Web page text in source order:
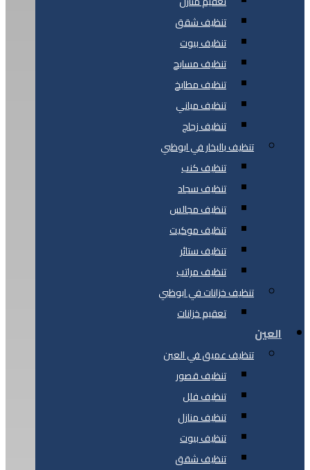
تنظيف شقق
تنظيف بيوت
تنظيف مسابح
تنظيف مطابخ
تنظيف مباني
تنظيف زجاج
تنظيف بالبخار في ابوظبي
تنظيف كنب
تنظيف سجاد
تنظيف مجالس
تنظيف موكيت
تنظيف ستائر
تنظيف مراتب
تنظيف خزانات في ابوظبي
تعقيم خزانات
العين
تنظيف عميق في العين
تنظيف قصور
تنظيف فلل
تنظيف منازل
تنظيف بيوت
تنظيف شقق